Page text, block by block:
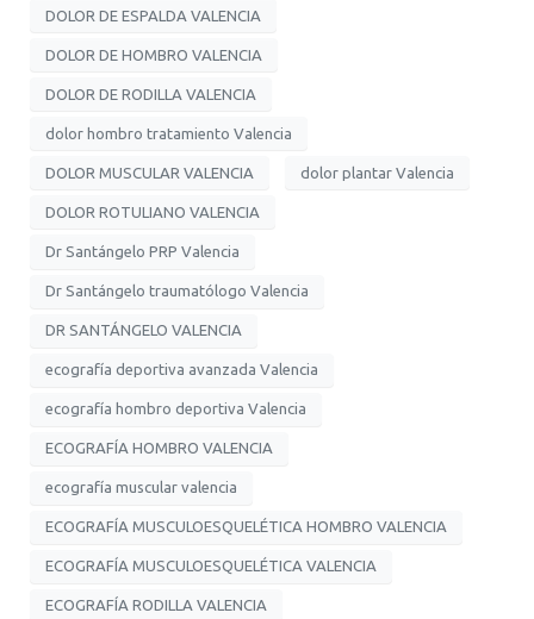
DOLOR DE ESPALDA VALENCIA
DOLOR DE HOMBRO VALENCIA
DOLOR DE RODILLA VALENCIA
dolor hombro tratamiento Valencia
DOLOR MUSCULAR VALENCIA dolor plantar Valencia
DOLOR ROTULIANO VALENCIA
Dr Santángelo PRP Valencia
Dr Santángelo traumatólogo Valencia
DR SANTÁNGELO VALENCIA
ecografía deportiva avanzada Valencia
ecografía hombro deportiva Valencia
ECOGRAFÍA HOMBRO VALENCIA
ecografía muscular valencia
ECOGRAFÍA MUSCULOESQUELÉTICA HOMBRO VALENCIA
ECOGRAFÍA MUSCULOESQUELÉTICA VALENCIA
ECOGRAFÍA RODILLA VALENCIA